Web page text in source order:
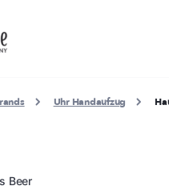
Uhr Handaufzug
Beer